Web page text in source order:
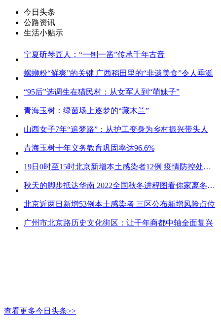
今日头条
公路资讯
生活小贴示
宁夏斫琴匠人：“一刨一凿”传承千年古音
螺蛳粉“鲜爽”的关键 广西稻田里的“非遗美食”令人垂涎
“95后”选调生在猎民村：从女军人到“萌妹子”
青海玉树：绿茵场上逐梦的“藏木兰”
山西女子7年“追梦路”：从护工变身为乡村振兴带头人
青海玉树十年义务教育巩固率达96.6%
19日0时至15时北京新增本土感染者12例 疫情防控处关键时刻
秋天的脚步抵达华南 2022全国秋冬进程图看你家离冬天有多远
北京近两日新增53例本土感染者 三区公布新增风险点位
广州市北京路历史文化街区：让千年商都中轴全面复兴
查看更多今日头条>>